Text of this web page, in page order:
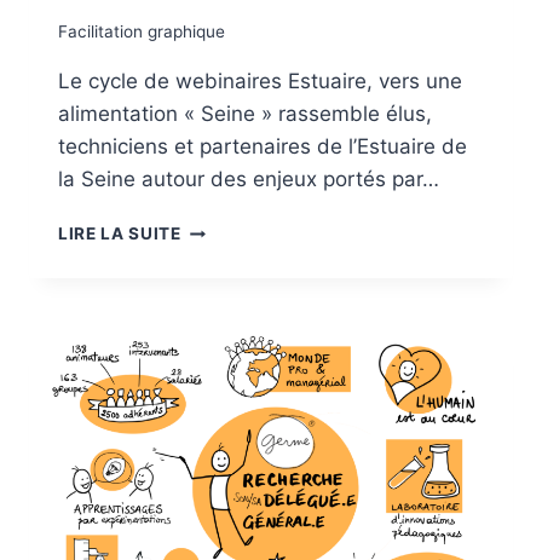
Facilitation graphique
Le cycle de webinaires Estuaire, vers une
alimentation « Seine » rassemble élus,
techniciens et partenaires de l’Estuaire de
la Seine autour des enjeux portés par…
LIRE LA SUITEESTUAIRE,
SEINE
»